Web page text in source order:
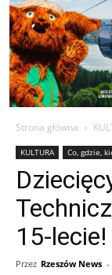
Strona główna
KULTURA Co, gdzie,
15-lecie!
Przez Rzeszów News -